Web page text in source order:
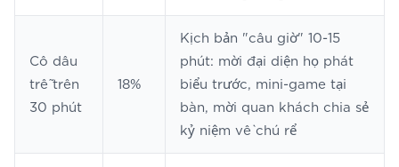
Cô dâu
trễ trên
30 phút
18%
Kịch bản "câu giờ" 10-15
phút: mời đại diện họ phát
biểu trước, mini-game tại
bàn, mời quan khách chia sẻ
kỷ niệm về chú rể